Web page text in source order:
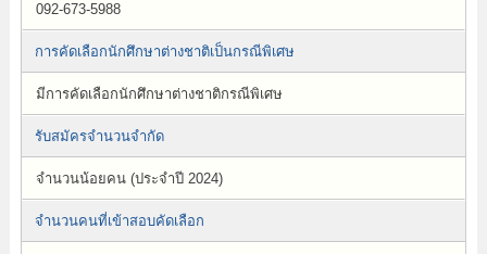
092-673-5988
การคัดเลือกนักศึกษาต่างชาติเป็นกรณีพิเศษ
มีการคัดเลือกนักศึกษาต่างชาติกรณีพิเศษ
รับสมัครจำนวนจำกัด
จำนวนน้อยคน (ประจำปี 2024)
จำนวนคนที่เข้าสอบคัดเลือก